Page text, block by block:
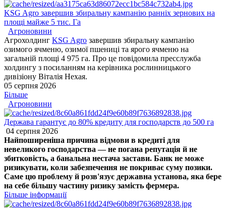
KSG Agro завершив збиральну кампанію ранніх зернових на
площі майже 5 тис. Га
Агроновини
Агрохолдинг KSG Agro завершив збиральну кампанію
озимого ячменю, озимої пшениці та ярого ячменю на
загальній площі 4 975 га. Про це повідомила пресслужба
холдингу з посиланням на керівника рослинницького
дивізіону Віталія Нехая.
05 серпня 2026
Більше
Агроновини
Держава гарантує до 80% кредиту для господарств до 500 га
04 серпня 2026
Найпоширеніша причина відмови в кредиті для
невеликого господарства — не погана репутація й не
збитковість, а банальна нестача застави. Банк не може
ризикувати, коли забезпечення не покриває суму позики.
Саме цю проблему й розв'язує державна установа, яка бере
на себе більшу частину ризику замість фермера.
Більше інформації